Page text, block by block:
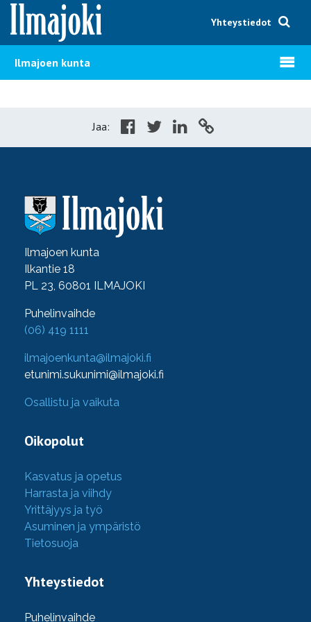
Hyppää sisältöön
Yhteystiedot
Ilmajoen kunta Avaa
Jaa:
Ilmajoen kunta
Ilkantie 18
PL 23, 60801 ILMAJOKI
Puhelinvaihde
(06) 419 1111
ilmajoenkunta@ilmajoki.fi
etunimi.sukunimi@ilmajoki.fi
Osallistu ja vaikuta
Oikopolut
Kasvatus ja opetus
Harrasta ja viihdy
Yrittäjyys ja työ
Asuminen ja ympäristö
Tietosuoja
Yhteystiedot
Puhelinvaihde